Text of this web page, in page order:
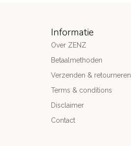
Informatie
Over ZENZ
Betaalmethoden
Verzenden & retourneren
Terms & conditions
Disclaimer
Contact